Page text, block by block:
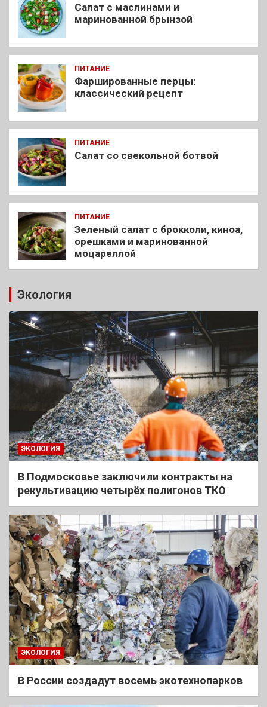
Салат с маслинами и
маринованной брынзой
ПИТАНИЕ
Фаршированные перцы:
классический рецепт
ПИТАНИЕ
Салат со свекольной ботвой
ПИТАНИЕ
Зеленый салат с брокколи, киноа,
орешками и маринованной
моцареллой
Экология
ЭКОЛОГИЯ
В Подмосковье заключили контракты на
рекультивацию четырёх полигонов ТКО
ЭКОЛОГИЯ
В России создадут восемь экотехнопарков